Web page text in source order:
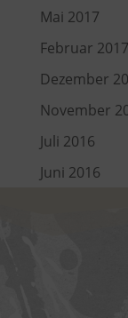
Mai 2017
Februar 2017
Dezember
November
Juli 2016
Juni 2016